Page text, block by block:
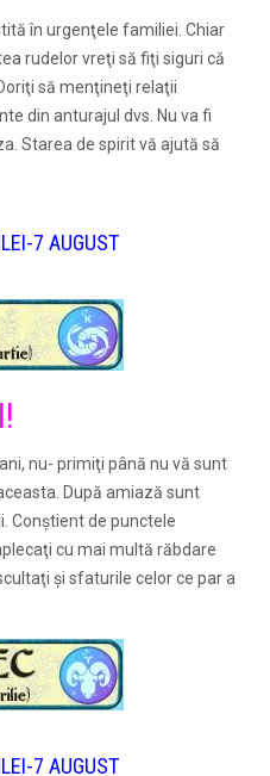
în urgenţele familiei. Chiar
rudelor vreţi să fiţi siguri că
să menţineţi relaţii
din anturajul dvs. Nu va fi
Starea de spirit vă ajută să
7 AUGUST
nu- primiţi până nu vă sunt
După amiază sunt
Conştient de punctele
cu mai multă răbdare
şi sfaturile celor ce par a
7 AUGUST